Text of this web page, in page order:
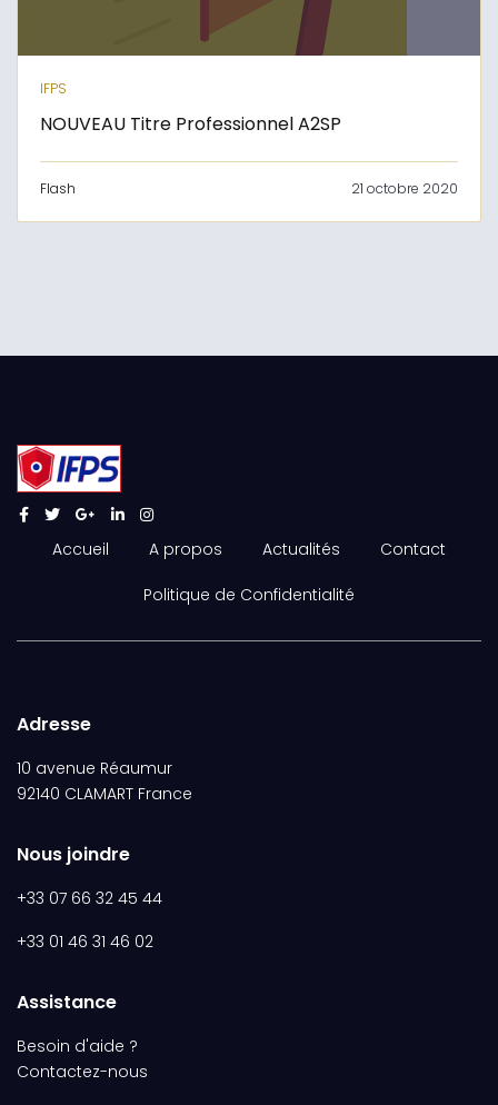
IFPS
NOUVEAU Titre Professionnel A2SP
Flash 21 octobre 2020
Accueil A propos Actualités Contact
Politique de Confidentialité
Adresse
10 avenue Réaumur
92140 CLAMART France
Nous joindre
+33 07 66 32 45 44
+33 01 46 31 46 02
Assistance
Besoin d'aide ?
Contactez-nous